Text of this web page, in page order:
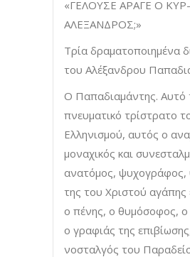
«ΓΕΛΟΥΣΕ ΑΡΑΓΕ Ο ΚΥΡ-
ΑΛΕΞΑΝΔΡΟΣ;»
Τρία δραματοποιημένα
του Αλέξανδρου
Ο Παπαδιαμάντης. Αυτό
πνευματικό τρίστρατο
Ελληνισμού, αυτός ο
μοναχικός και
ανατόμος, ψυχογράφος,
της του Χριστού
ο πένης, ο θυμόσοφος,
ο γραφιάς της
νοσταλγός του